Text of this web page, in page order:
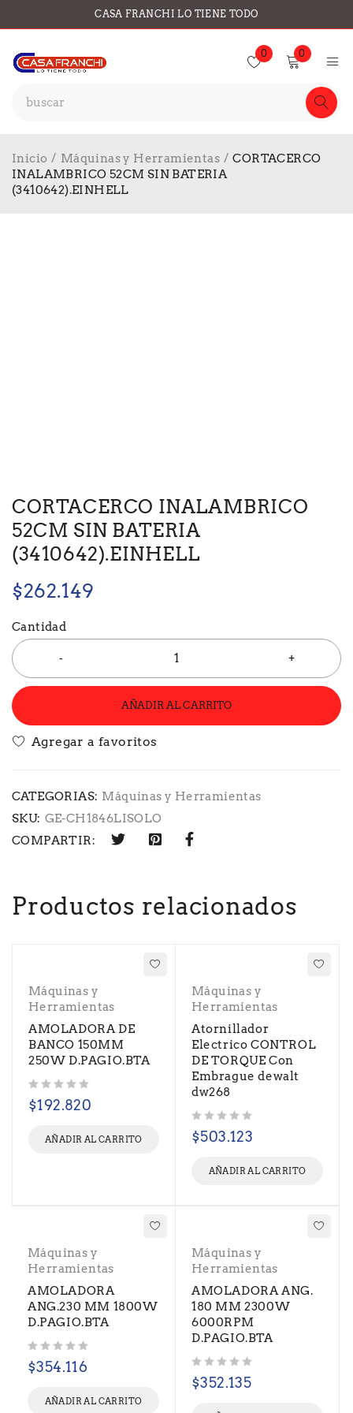
CASA FRANCHI LO TIENE TODO
0 0
Inicio / Máquinas y Herramientas / CORTACERCO
INALAMBRICO 52CM SIN BATERIA
(3410642).EINHELL
CORTACERCO INALAMBRICO
52CM SIN BATERIA
(3410642).EINHELL
$262.149
Cantidad
AÑADIR AL CARRITO
CATEGORIAS: Máquinas y Herramientas
SKU: GE-CH1846LISOLO
COMPARTIR:
Productos relacionados
Máquinas y
Herramientas
AMOLADORA DE
BANCO 150MM
250W D.PAGIO.BTA
$192.820
AÑADIR AL CARRITO
Máquinas y
Herramientas
Atornillador
Electrico CONTROL
DE TORQUE Con
Embrague dewalt
dw268
$503.123
AÑADIR AL CARRITO
Máquinas y
Herramientas
AMOLADORA
ANG.230 MM 1800W
D.PAGIO.BTA
$354.116
AÑADIR AL CARRITO
Máquinas y
Herramientas
AMOLADORA ANG.
180 MM 2300W
6000RPM
D.PAGIO.BTA
$352.135